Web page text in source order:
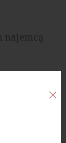
najemcą
dla